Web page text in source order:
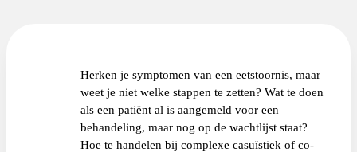
Herken je symptomen van een eetstoornis, maar
weet je niet welke stappen te zetten? Wat te doen
als een patiënt al is aangemeld voor een
behandeling, maar nog op de wachtlijst staat?
Hoe te handelen bij complexe casuïstiek of co-